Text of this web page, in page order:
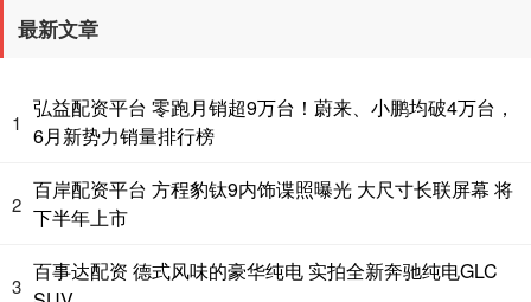
最新文章
1
弘益配资平台 零跑月销超9万台！蔚来、小鹏均破4万台，
6月新势力销量排行榜
2
百岸配资平台 方程豹钛9内饰谍照曝光 大尺寸长联屏幕 将
下半年上市
3
百事达配资 德式风味的豪华纯电 实拍全新奔驰纯电GLC